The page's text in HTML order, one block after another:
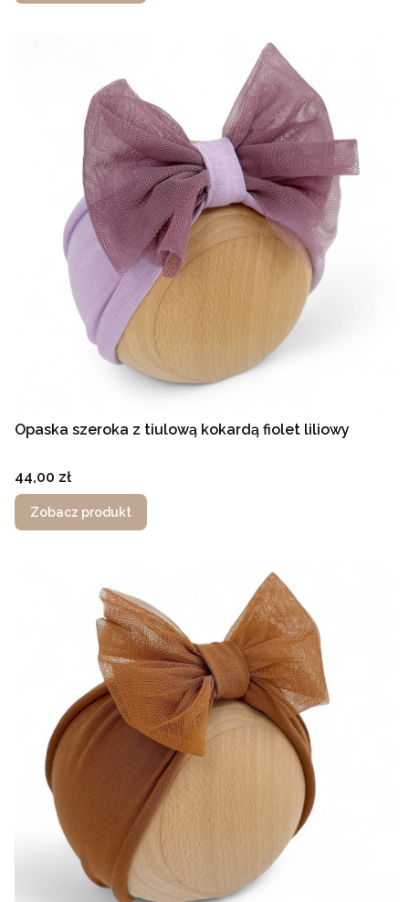
Opaska szeroka z tiulową kokardą fiolet liliowy
Cena
44,00 zł
Zobacz produkt